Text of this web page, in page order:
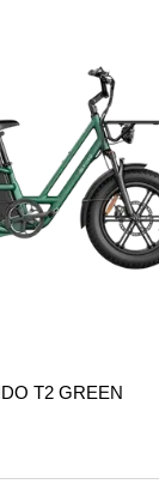
T2 GREEN